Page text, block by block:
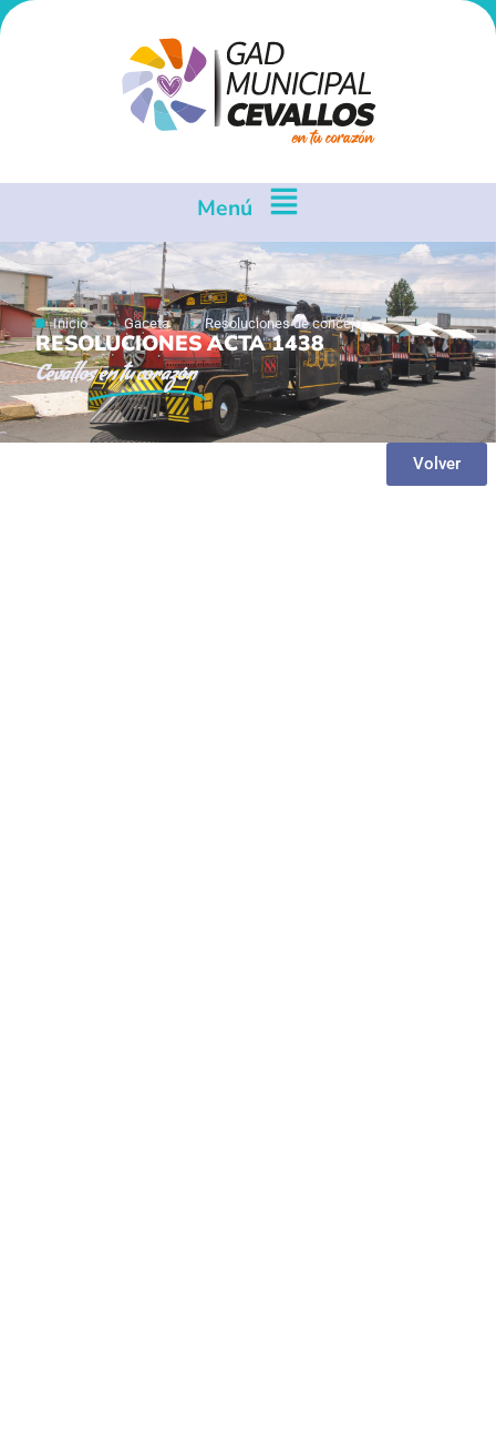
Menú
Inicio Gaceta Resoluciones de concejo
RESOLUCIONES ACTA 1438
Cevallosen tu corazón
Volver